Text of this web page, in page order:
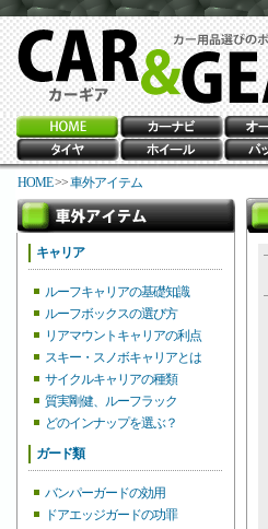
HOME>>車外アイテム
キャリア
ルーフキャリアの基礎知識
ルーフボックスの選び方
リアマウントキャリアの利点
スキー・スノボキャリアとは
サイクルキャリアの種類
質実剛健、ルーフラック
どのインナップを選ぶ？
ガード類
バンパーガードの効用
ドアエッジガードの功罪